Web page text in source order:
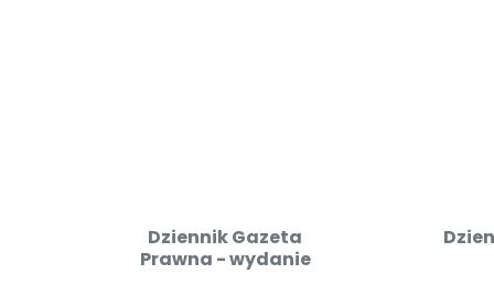
Dziennik Gazeta
Prawna - wydanie